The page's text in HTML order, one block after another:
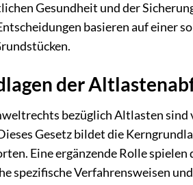
Gesundheit und der
basieren auf einer
der
bezüglich Altlasten
Gesetz bildet die
Eine ergänzende Rolle
spezifische Verfahrensweisen